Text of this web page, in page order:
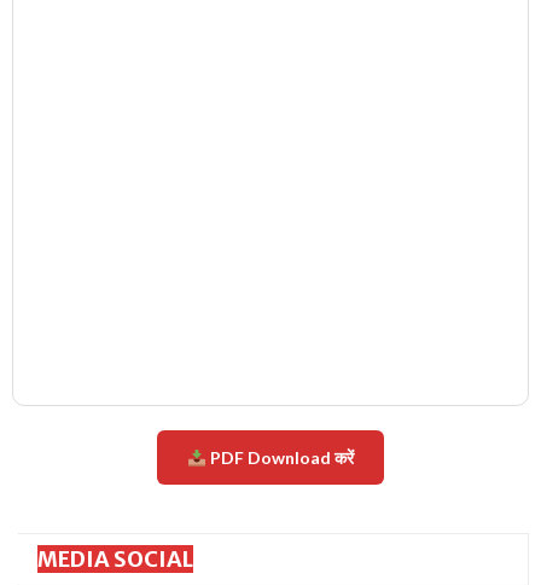
PDF Download करें
MEDIA SOCIAL